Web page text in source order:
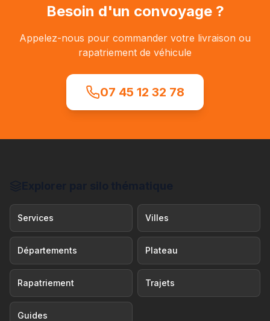
Besoin d'un convoyage ?
Appelez-nous pour commander votre livraison ou
rapatriement de véhicule
07 45 12 32 78
Services Villes
Départements Plateau
Rapatriement Trajets
Guides